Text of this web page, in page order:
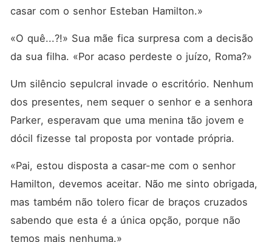
casar com o senhor Esteban Hamilton.»
«O quê...?!» Sua mãe fica surpresa com a decisão
da sua filha. «Por acaso perdeste o juízo, Roma?»
Um silêncio sepulcral invade o escritório. Nenhum
dos presentes, nem sequer o senhor e a senhora
Parker, esperavam que uma menina tão jovem e
dócil fizesse tal proposta por vontade própria.
«Pai, estou disposta a casar-me com o senhor
Hamilton, devemos aceitar. Não me sinto obrigada,
mas também não tolero ficar de braços cruzados
sabendo que esta é a única opção, porque não
temos mais nenhuma.»